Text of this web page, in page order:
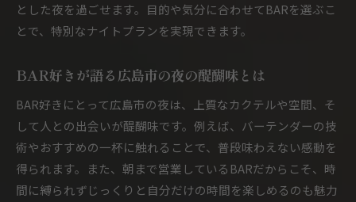
朝まで楽しむBAR文化の奥深さに迫る
朝までBARで過ごす意義と大人の楽しみ方
広島市BARカルチャーの歴史と現在地
BAR利用で感じる地域文化と人のつながり
BAR文化を体験して広がるナイトライフ観
BARで味わう広島市ならではの深い夜時間
とした夜を過ごせます。目的や気分に合わせてBARを選ぶこ
とで、特別なナイトプランを実現できます。
BAR好きが語る広島市の夜の醍醐味とは
BAR好きにとって広島市の夜は、上質なカクテルや空間、そ
して人との出会いが醍醐味です。例えば、バーテンダーの技
術やおすすめの一杯に触れることで、普段味わえない感動を
得られます。また、朝まで営業しているBARだからこそ、時
間に縛られずじっくりと自分だけの時間を楽しめるのも魅力